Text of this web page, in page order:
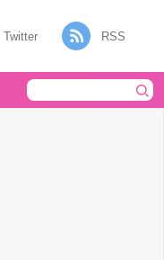
Twitter RSS